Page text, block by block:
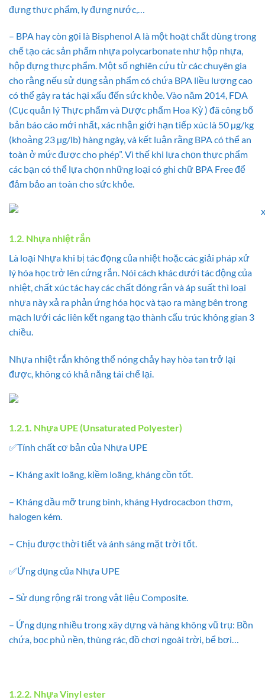
đựng thực phẩm, ly đựng nước,…
– BPA hay còn gọi là Bisphenol A là một hoạt chất dùng trong
chế tạo các sản phẩm nhựa polycarbonate như hộp nhựa,
hộp đựng thực phẩm. Một số nghiên cứu từ các chuyên gia
cho rằng nếu sử dụng sản phẩm có chứa BPA liều lượng cao
có thể gây ra tác hại xấu đến sức khỏe. Vào năm 2014, FDA
(Cục quản lý Thực phẩm và Dược phẩm Hoa Kỳ ) đã công bố
bản báo cáo mới nhất, xác nhận giới hạn tiếp xúc là 50 µg/kg
(khoảng 23 µg/lb) hàng ngày, và kết luận rằng BPA có thể an
toàn ở mức được cho phép”. Vì thế khi lựa chọn thực phẩm
các bạn có thể lựa chọn những loại có ghi chữ BPA Free để
đảm bảo an toàn cho sức khỏe.
1.2. Nhựa nhiệt rắn
Là loại Nhựa khi bị tác đọng của nhiệt hoặc các giải pháp xử
lý hóa học trở lên cứng rắn. Nói cách khác dưới tác động của
nhiệt, chất xúc tác hay các chất đóng rắn và áp suất thì loại
nhựa này xả ra phản ứng hóa học và tạo ra màng bên trong
mạch lưới các liên kết ngang tạo thành cấu trúc không gian 3
chiều.
Nhựa nhiệt rắn không thể nóng chảy hay hòa tan trở lại
được, không có khả năng tái chế lại.
1.2.1. Nhựa UPE (Unsaturated Polyester)
✅Tính chất cơ bản của Nhựa UPE
– Kháng axit loãng, kiềm loãng, kháng cồn tốt.
– Kháng dầu mỡ trung bình, kháng Hydrocacbon thơm,
halogen kém.
– Chịu được thời tiết và ánh sáng mặt trời tốt.
✅Ứng dụng của Nhựa UPE
– Sử dụng rộng rãi trong vật liệu Composite.
– Ứng dụng nhiều trong xây dựng và hàng không vũ trụ: Bồn
chứa, bọc phủ nền, thùng rác, đồ chơi ngoài trời, bể bơi…
1.2.2. Nhựa Vinyl ester